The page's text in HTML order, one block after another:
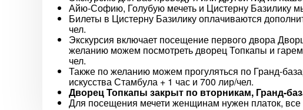
Айю-Софию, Голубую мечеть и Цистерну Базилику
Билеты в Цистерну Базилику оплачиваются
чел.
Экскурсия включает посещение первого двора
желанию можем посмотреть дворец Топкапы и
чел.
Также по желанию можем прогуляться по Гранд-
искусства Стамбула + 1 час и 700 лир/чел.
Дворец Топкапы закрыт по вторникам, Гранд-
Для посещения мечети женщинам нужен платок,